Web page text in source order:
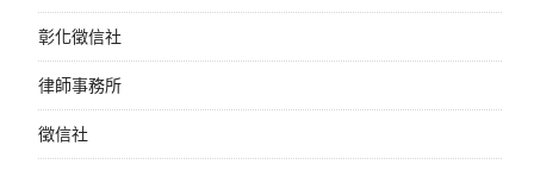
彰化徵信社
律師事務所
徵信社